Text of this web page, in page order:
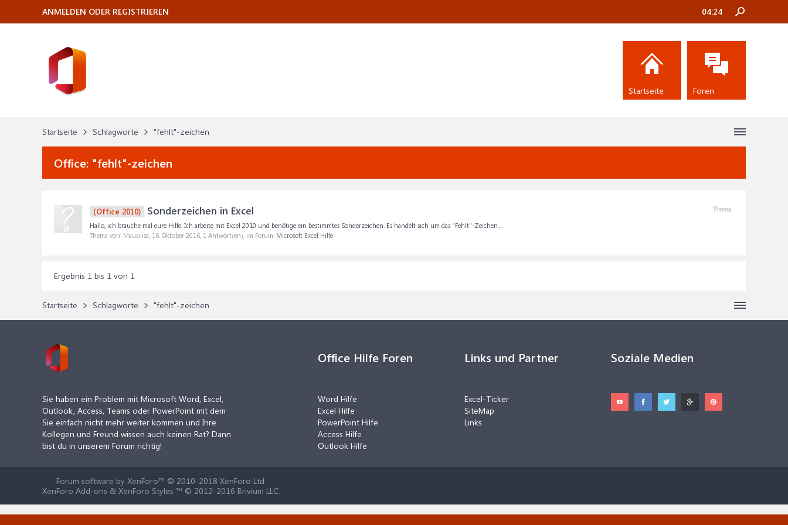
Startseite Schlagworte "fehlt"-zeichen
Office: "fehlt"-zeichen
Thema
(Office 2010) Sonderzeichen in Excel
Hallo, ich brauche mal eure Hilfe. Ich arbeite mit Excel 2010 und benötige ein bestimmtes Sonderzeichen. Es handelt sich um das "Fehlt"-Zeichen....
Thema von: Mausilisa, 16. Oktober 2016, 1 Antwort(en), im Forum: Microsoft Excel Hilfe
Ergebnis 1 bis 1 von 1
Startseite Schlagworte "fehlt"-zeichen
ANMELDEN ODER REGISTRIEREN 04:24
Startseite Foren
Sie haben ein Problem mit Microsoft Word, Excel,
Outlook, Access, Teams oder PowerPoint mit dem
Sie einfach nicht mehr weiter kommen und Ihre
Kollegen und Freund wissen auch keinen Rat? Dann
bist du in unserem Forum richtig!
Office Hilfe Foren
Word Hilfe
Excel Hilfe
PowerPoint Hilfe
Access Hilfe
Outlook Hilfe
Links und Partner
Excel-Ticker
SiteMap
Links
Soziale Medien
Forum software by XenForo™ © 2010-2018 XenForo Ltd.
XenForo Add-ons & XenForo Styles ™ © 2012-2016 Brivium LLC.